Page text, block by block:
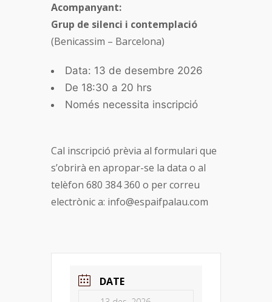
Acompanyant:
Grup de silenci i contemplació
(Benicassim – Barcelona)
Data: 13 de desembre 2026
De 18:30 a 20 hrs
Només necessita inscripció
Cal inscripció prèvia al formulari que
s’obrirà en apropar-se la data o al
telèfon 680 384 360 o per correu
electrònic a: info@espaifpalau.com
DATE